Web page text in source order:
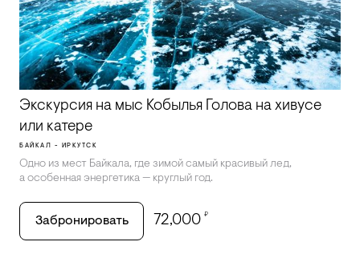
Экскурсия на мыс Кобылья Голова на хивусе
или катере
БАЙКАЛ - ИРКУТСК
Одно из мест Байкала, где зимой самый красивый лед,
а особенная энергетика — круглый год.
Забронировать 72,000 ₽